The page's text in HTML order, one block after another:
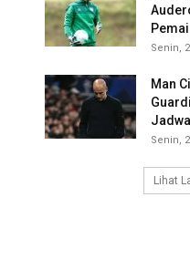
Senin,
Man
Jadwal
Senin,
Lihat